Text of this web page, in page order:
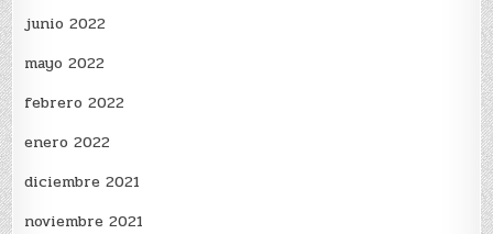
junio 2022
mayo 2022
febrero 2022
enero 2022
diciembre 2021
noviembre 2021